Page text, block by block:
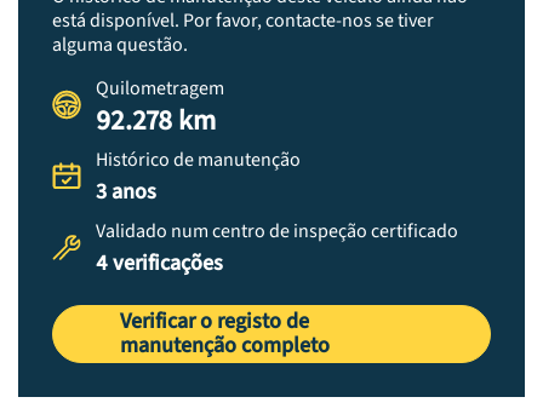
está disponível. Por favor, contacte-nos se tiver
alguma questão.
Quilometragem
92.278 km
Histórico de manutenção
3 anos
Validado num centro de inspeção certificado
4 verificações
Verificar o registo de
manutenção completo